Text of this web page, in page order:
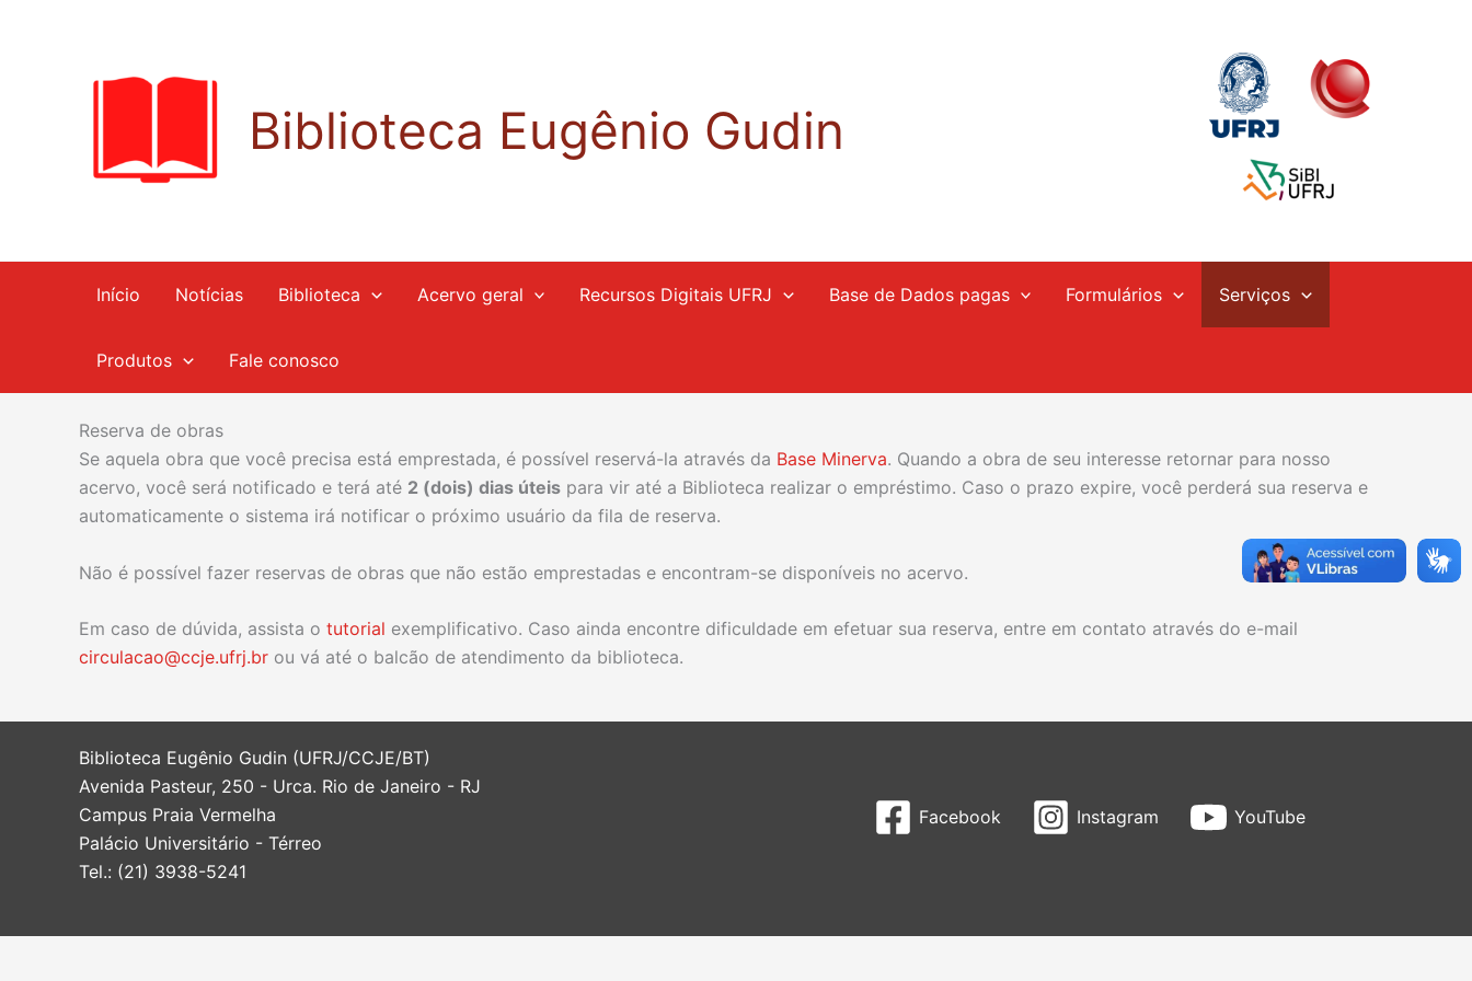
Biblioteca Eugênio Gudin
Início Notícias Biblioteca Acervo geral Recursos Digitais UFRJ Base de Dados pagas Formulários Serviços
Produtos Fale conosco
Reserva de obras
Se aquela obra que você precisa está emprestada, é possível reservá-la através da Base Minerva. Quando a obra de seu interesse retornar para nosso
acervo, você será notificado e terá até 2 (dois) dias úteis para vir até a Biblioteca realizar o empréstimo. Caso o prazo expire, você perderá sua reserva e
automaticamente o sistema irá notificar o próximo usuário da fila de reserva.
Não é possível fazer reservas de obras que não estão emprestadas e encontram-se disponíveis no acervo.
Em caso de dúvida, assista o tutorial exemplificativo. Caso ainda encontre dificuldade em efetuar sua reserva, entre em contato através do e-mail
circulacao@ccje.ufrj.br ou vá até o balcão de atendimento da biblioteca.
Biblioteca Eugênio Gudin (UFRJ/CCJE/BT)
Avenida Pasteur, 250 - Urca. Rio de Janeiro - RJ
Campus Praia Vermelha
Palácio Universitário - Térreo
Tel.: (21) 3938-5241
Facebook Instagram YouTube